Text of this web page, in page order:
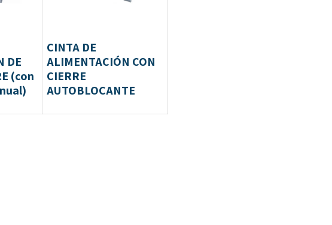
DE
(con
CINTA DE
ALIMENTACIÓN CON
CIERRE
AUTOBLOCANTE